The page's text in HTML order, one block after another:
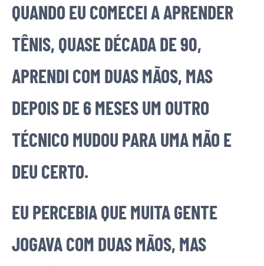
QUANDO EU COMECEI A APRENDER
TÊNIS, QUASE DÉCADA DE 90,
APRENDI COM DUAS MÃOS, MAS
DEPOIS DE 6 MESES UM OUTRO
TÉCNICO MUDOU PARA UMA MÃO E
DEU CERTO.
EU PERCEBIA QUE MUITA GENTE
JOGAVA COM DUAS MÃOS, MAS